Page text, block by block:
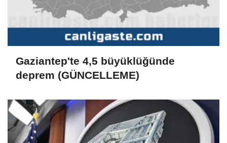
Gaziantep'te 4,5 büyüklüğünde
deprem (GÜNCELLEME)